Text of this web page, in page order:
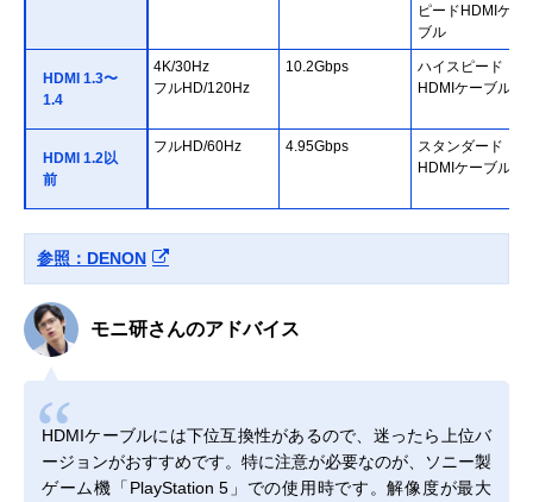
ピードHDMIケー
ブル
HDMI 1.3〜
1.4
4K/30Hz
フルHD/120Hz
10.2Gbps
ハイスピード
HDMIケーブル
HDMI 1.2以
前
フルHD/60Hz 4.95Gbps
スタンダード
HDMIケーブル
参照：DENON
モニ研さんのアドバイス
HDMIケーブルには下位互換性があるので、迷ったら上位バ
ージョンがおすすめです。特に注意が必要なのが、ソニー製
ゲーム機「PlayStation 5」での使用時です。解像度が最大